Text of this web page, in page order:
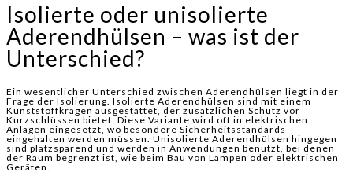
Isolierte oder unisolierte
Aderendhülsen – was ist der
Unterschied?
Ein wesentlicher Unterschied zwischen Aderendhülsen liegt in der
Frage der Isolierung. Isolierte Aderendhülsen sind mit einem
Kunststoffkragen ausgestattet, der zusätzlichen Schutz vor
Kurzschlüssen bietet. Diese Variante wird oft in elektrischen
Anlagen eingesetzt, wo besondere Sicherheitsstandards
eingehalten werden müssen. Unisolierte Aderendhülsen hingegen
sind platzsparend und werden in Anwendungen benutzt, bei denen
der Raum begrenzt ist, wie beim Bau von Lampen oder elektrischen
Geräten.